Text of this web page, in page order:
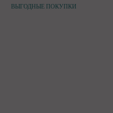
ВЫГОДНЫЕ ПОКУПКИ